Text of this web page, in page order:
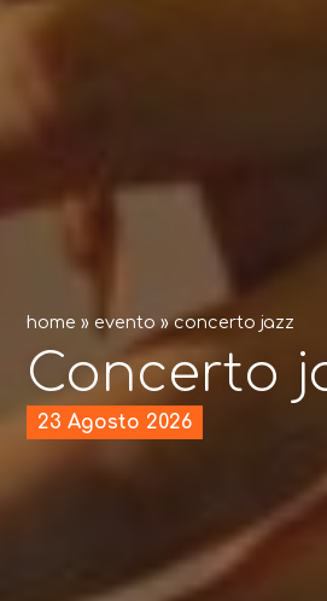
home » evento »concerto jazz
Concerto
23 Agosto 2026